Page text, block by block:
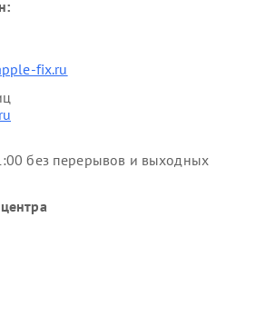
fix.ru
без перерывов и выходных